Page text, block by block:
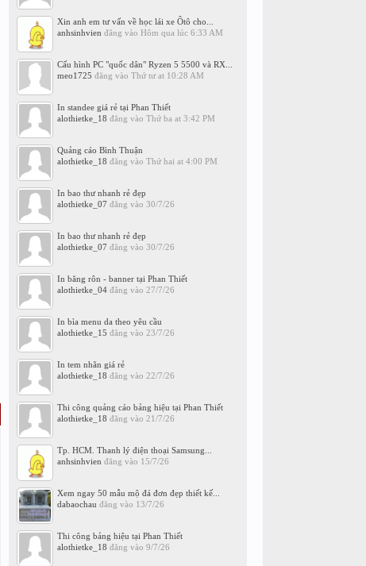
Xin anh em tư vấn về học lái xe Ôtô cho...
anhsinhvien đăng vào Hôm qua lúc 6:33 AM
Cấu hình PC "quốc dân" Ryzen 5 5500 và RX...
meo1725 đăng vào Thứ tư at 10:28 AM
In standee giá rẻ tại Phan Thiết
alothietke_18 đăng vào Thứ ba at 3:42 PM
Quảng cáo Bình Thuận
alothietke_18 đăng vào Thứ hai at 4:00 PM
In bao thư nhanh rẻ đẹp
alothietke_07 đăng vào 30/7/26
In bao thư nhanh rẻ đẹp
alothietke_07 đăng vào 30/7/26
In băng rôn - banner tại Phan Thiết
alothietke_04đăng vào 27/7/26
In bìa menu da theo yêu cầu
alothietke_15 đăng vào 23/7/26
In tem nhãn giá rẻ
alothietke_18 đăng vào 22/7/26
Thi công quảng cáo bảng hiệu tại Phan Thiết
alothietke_18 đăng vào 21/7/26
Tp. HCM. Thanh lý điện thoại Samsung...
anhsinhvien đăng vào 15/7/26
Xem ngay 50 mẫu mộ đá đơn đẹp thiết kế...
dabaochau đăng vào 13/7/26
Thi công bảng hiệu tại Phan Thiết
alothietke_18 đăng vào 9/7/26